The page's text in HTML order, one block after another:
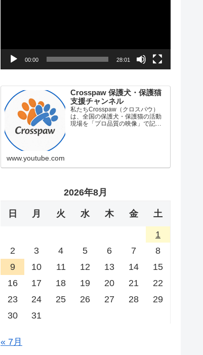
00:00 28:01
Crosspaw 保護犬・保護猫
支援チャンネル
私たちCrosspaw（クロスパウ）
は、全国の保護犬・保護猫の活動
現場を「プロ品質の映像」で記録
www.youtube.com
2026年8月
日 月 火 水 木 金 土
1
2
3 4 5 6 7
8
9
10 11 12 13 14
15
16
17 18 19 20 21
22
23
24 25 26 27 28
29
30
31
« 7月